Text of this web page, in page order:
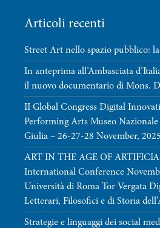
Articoli recenti
Street Art nello spazio pubblico:
In anteprima all’Ambasciata
il nuovo documentario di Mons.
II Global Congress Digital
Performing Arts Museo
Giulia – 26-27-28 November, 2025
ART IN THE AGE OF
International Conference
Università di Roma Tor Vergata
Letterari, Filosofici e di Storia
Strategie e linguaggi dei social